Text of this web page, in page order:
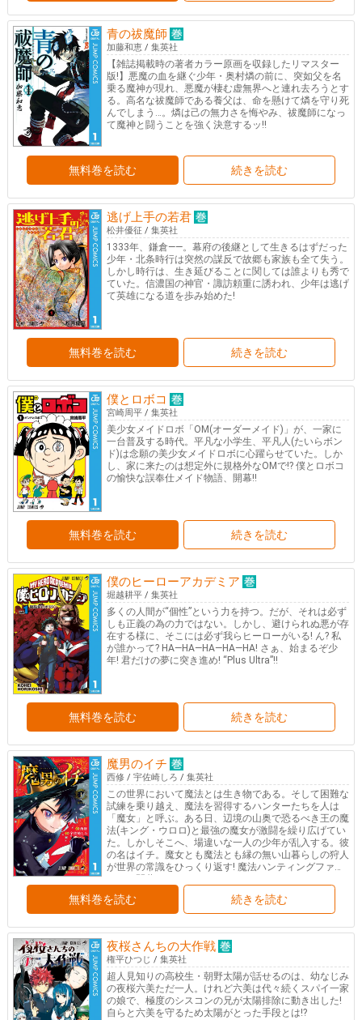
青の祓魔師
加藤和恵 / 集英社
【雑誌掲載時の著者カラー原画を収録したリマスター
版!】悪魔の血を継ぐ少年・奥村燐の前に、突如父を名
乗る魔神が現れ、悪魔が棲む虚無界へと連れ去ろうとす
る。高名な祓魔師である養父は、命を懸けて燐を守り死
んでしまう…。燐は己の無力さを悔やみ、祓魔師になっ
て魔神と闘うことを強く決意するッ!!
無料巻を読む 続きを読む
逃げ上手の若君
松井優征 / 集英社
1333年、鎌倉――。幕府の後継として生きるはずだった
少年・北条時行は突然の謀反で故郷も家族も全て失う。
しかし時行は、生き延びることに関しては誰よりも秀で
ていた。信濃国の神官・諏訪頼重に誘われ、少年は逃げ
て英雄になる道を歩み始めた!
無料巻を読む 続きを読む
僕とロボコ
宮崎周平 / 集英社
美少女メイドロボ「OM(オーダーメイド)」が、一家に
一台普及する時代。平凡な小学生、平凡人(たいらボン
ド)は念願の美少女メイドロボに心躍らせていた。しか
し、家に来たのは想定外に規格外なOMで!? 僕とロボコ
の愉快な誤奉仕メイド物語、開幕!!
無料巻を読む 続きを読む
僕のヒーローアカデミア
堀越耕平 / 集英社
多くの人間が“個性”という力を持つ。だが、それは必ず
しも正義の為の力ではない。しかし、避けられぬ悪が存
在する様に、そこには必ず我らヒーローがいる! ん? 私
が誰かって? HA―HA―HA―HA―HA! さぁ、始まるぞ少
年! 君だけの夢に突き進め! “Plus Ultra”!!
無料巻を読む 続きを読む
魔男のイチ
西修 / 宇佐崎しろ / 集英社
この世界において魔法とは生き物である。そして困難な
試練を乗り越え、魔法を習得するハンターたちを人は
「魔女」と呼ぶ。ある日、辺境の山奥で恐るべき王の魔
法(キング・ウロロ)と最強の魔女が激闘を繰り広げてい
た。しかしそこへ、場違いな一人の少年が乱入する。彼
の名はイチ。魔女とも魔法とも縁の無い山暮らしの狩人
が世界の常識をひっくり返す! 魔法ハンティングファン
無料巻を読む 続きを読む
夜桜さんちの大作戦
権平ひつじ / 集英社
超人見知りの高校生・朝野太陽が話せるのは、幼なじみ
の夜桜六美ただ一人。けれど六美は代々続くスパイ一家
の娘で、極度のシスコンの兄が太陽排除に動き出した!
自らと六美を守るため太陽がとった手段とは!?